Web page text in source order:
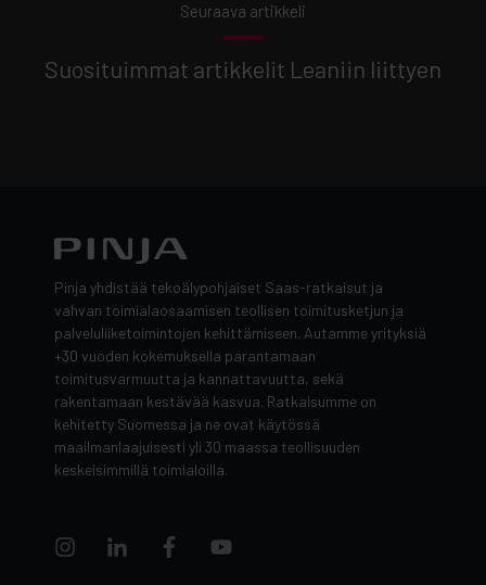
Seuraava artikkeli
Suosituimmat artikkelit Leaniin liittyen
Pinja yhdistää tekoälypohjaiset Saas-ratkaisut ja
vahvan toimialaosaamisen teollisen toimitusketjun ja
palveluliiketoimintojen kehittämiseen. Autamme yrityksiä
+30 vuoden kokemuksella parantamaan
toimitusvarmuutta ja kannattavuutta, sekä
rakentamaan kestävää kasvua. Ratkaisumme on
kehitetty Suomessa ja ne ovat käytössä
maailmanlaajuisesti yli 30 maassa teollisuuden
keskeisimmillä toimialoilla.